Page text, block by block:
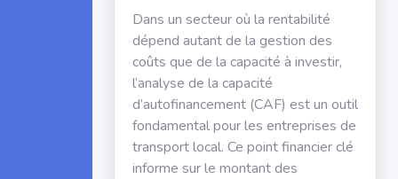
Dans un secteur où la rentabilité
dépend autant de la gestion des
coûts que de la capacité à investir,
l’analyse de la capacité
d’autofinancement (CAF) est un outil
fondamental pour les entreprises de
transport local. Ce point financier clé
informe sur le montant des